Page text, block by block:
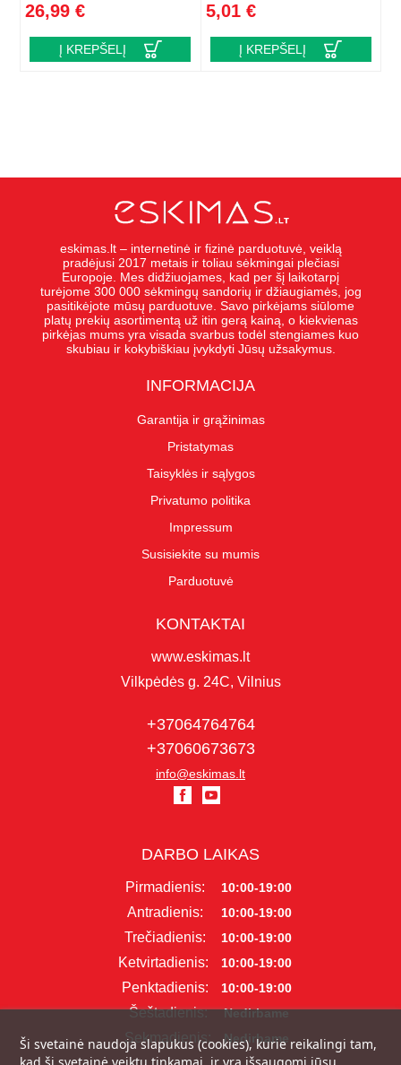
26,99 €
Į KREPŠELĮ
5,01 €
Į KREPŠELĮ
eskimas.lt – internetinė ir fizinė parduotuvė, veiklą
pradėjusi 2017 metais ir toliau sėkmingai plečiasi
Europoje. Mes didžiuojames, kad per šį laikotarpį
turėjome 300 000 sėkmingų sandorių ir džiaugiamės, jog
pasitikėjote mūsų parduotuve. Savo pirkėjams siūlome
platų prekių asortimentą už itin gerą kainą, o kiekvienas
pirkėjas mums yra visada svarbus todėl stengiames kuo
skubiau ir kokybiškiau įvykdyti Jūsų užsakymus.
INFORMACIJA
Garantija ir grąžinimas
Pristatymas
Taisyklės ir sąlygos
Privatumo politika
Impressum
Susisiekite su mumis
Parduotuvė
KONTAKTAI
www.eskimas.lt
Vilkpėdės g. 24C, Vilnius
+37064764764
+37060673673
info@eskimas.lt
DARBO LAIKAS
Pirmadienis: 10:00-19:00
Antradienis: 10:00-19:00
Trečiadienis: 10:00-19:00
Ketvirtadienis: 10:00-19:00
Penktadienis: 10:00-19:00
Šeštadienis: Nedirbame
Sekmadienis: Nedirbame
Ši svetainė naudoja slapukus (cookies), kurie reikalingi tam,